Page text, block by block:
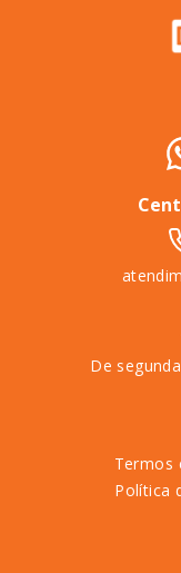
De
Termos
Política